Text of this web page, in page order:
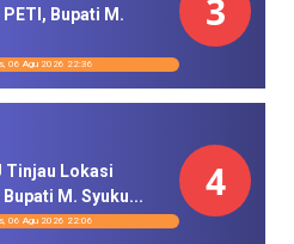
Bupati M.
06 Agu 2026 22:36
3
Tinjau Lokasi
M. Syuku...
06 Agu 2026 22:06
4